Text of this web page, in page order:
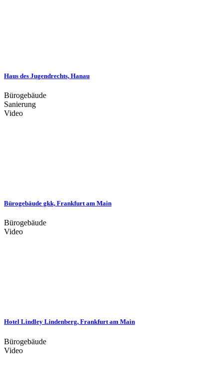
Haus des Jugendrechts, Hanau
Bürogebäude
Sanierung
Video
Bürogebäude gkk, Frankfurt am Main
Bürogebäude
Video
Hotel Lindley Lindenberg, Frankfurt am Main
Bürogebäude
Video